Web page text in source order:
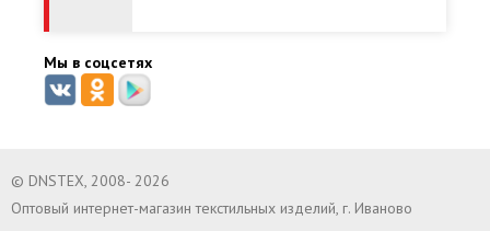
Мы в соцсетях
© DNSTEX, 2008- 2026
Оптовый интернет-магазин текстильных изделий, г. Иваново